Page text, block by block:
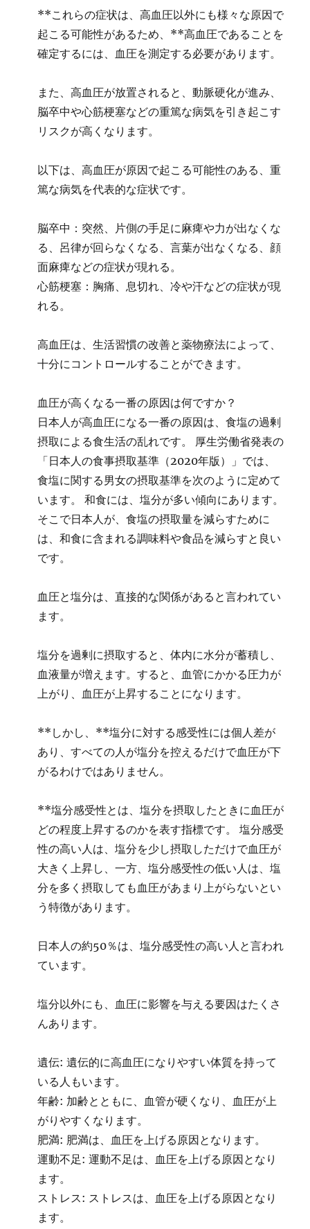
**これらの症状は、高血圧以外にも様々な原因で
起こる可能性があるため、**高血圧であることを
確定するには、血圧を測定する必要があります。
また、高血圧が放置されると、動脈硬化が進み、
脳卒中や心筋梗塞などの重篤な病気を引き起こす
リスクが高くなります。
以下は、高血圧が原因で起こる可能性のある、重
篤な病気を代表的な症状です。
脳卒中：突然、片側の手足に麻痺や力が出なくな
る、呂律が回らなくなる、言葉が出なくなる、顔
面麻痺などの症状が現れる。
心筋梗塞：胸痛、息切れ、冷や汗などの症状が現
れる。
高血圧は、生活習慣の改善と薬物療法によって、
十分にコントロールすることができます。
血圧が高くなる一番の原因は何ですか？
日本人が高血圧になる一番の原因は、食塩の過剰
摂取による食生活の乱れです。 厚生労働省発表の
「日本人の食事摂取基準（2020年版）」では、
食塩に関する男女の摂取基準を次のように定めて
います。 和食には、塩分が多い傾向にあります。
そこで日本人が、食塩の摂取量を減らすために
は、和食に含まれる調味料や食品を減らすと良い
です。
血圧と塩分は、直接的な関係があると言われてい
ます。
塩分を過剰に摂取すると、体内に水分が蓄積し、
血液量が増えます。すると、血管にかかる圧力が
上がり、血圧が上昇することになります。
**しかし、**塩分に対する感受性には個人差が
あり、すべての人が塩分を控えるだけで血圧が下
がるわけではありません。
**塩分感受性とは、塩分を摂取したときに血圧が
どの程度上昇するのかを表す指標です。 塩分感受
性の高い人は、塩分を少し摂取しただけで血圧が
大きく上昇し、一方、塩分感受性の低い人は、塩
分を多く摂取しても血圧があまり上がらないとい
う特徴があります。
日本人の約50％は、塩分感受性の高い人と言われ
ています。
塩分以外にも、血圧に影響を与える要因はたくさ
んあります。
遺伝: 遺伝的に高血圧になりやすい体質を持って
いる人もいます。
年齢: 加齢とともに、血管が硬くなり、血圧が上
がりやすくなります。
肥満: 肥満は、血圧を上げる原因となります。
運動不足: 運動不足は、血圧を上げる原因となり
ます。
ストレス: ストレスは、血圧を上げる原因となり
ます。